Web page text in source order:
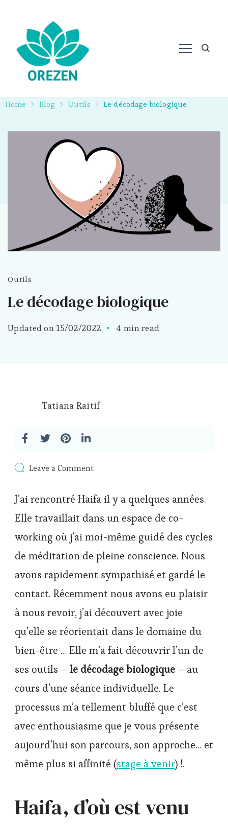
Home Blog Outils Le décodage biologique
Outils
Le décodage biologique
Updated on 15/02/2022 4 min read
Tatiana Raitif
Leave a Commenton
biologique
J’ai rencontré Haifa il y a quelques années.
Elle travaillait dans un espace de co-
working où j’ai moi-même guidé des cycles
de méditation de pleine conscience. Nous
avons rapidement sympathisé et gardé le
contact. Récemment nous avons eu plaisir
à nous revoir, j’ai découvert avec joie
qu’elle se réorientait dans le domaine du
bien-être … Elle m’a fait découvrir l’un de
ses outils – le décodage biologique – au
cours d’une séance individuelle. Le
processus m’a tellement bluffé que c’est
avec enthousiasme que je vous présente
aujourd’hui son parcours, son approche… et
même plus si affinité (stage à venir) !.
Haifa, d’où est venu